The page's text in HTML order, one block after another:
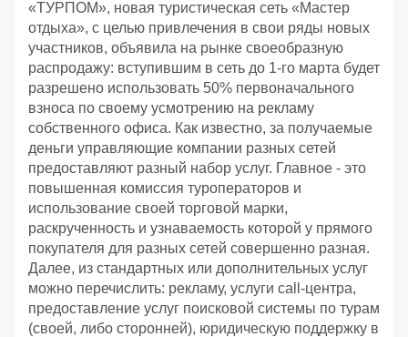
«ТУРПОМ», новая туристическая сеть «Мастер
отдыха», с целью привлечения в свои ряды новых
участников, объявила на рынке своеобразную
распродажу: вступившим в сеть до 1-го марта будет
разрешено использовать 50% первоначального
взноса по своему усмотрению на рекламу
собственного офиса. Как известно, за получаемые
деньги управляющие компании разных сетей
предоставляют разный набор услуг. Главное - это
повышенная комиссия туроператоров и
использование своей торговой марки,
раскрученность и узнаваемость которой у прямого
покупателя для разных сетей совершенно разная.
Далее, из стандартных или дополнительных услуг
можно перечислить: рекламу, услуги call-центра,
предоставление услуг поисковой системы по турам
(своей, либо сторонней), юридическую поддержку в